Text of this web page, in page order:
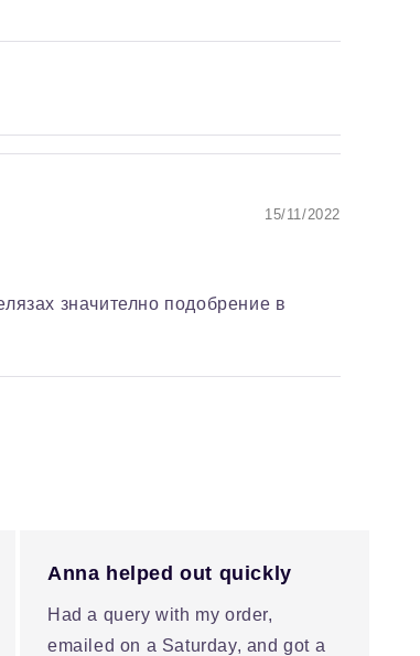
15/11/2022
значително подобрение в
Anna helped out quickly
Had a query with my order,
emailed on a Saturday, and got a